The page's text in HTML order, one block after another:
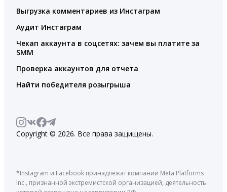
Выгрузка комментариев из Инстаграм
Аудит Инстаграм
Чекап аккаунта в соцсетях: зачем вы платите за
SMM
Проверка аккаунтов для отчета
Найти победителя розыгрыша
Copyright © 2026. Все права защищены.
*Instagram и Facebook принадлежат компании Meta Platforms
Inc., признанной экстремистской организацией, деятельность